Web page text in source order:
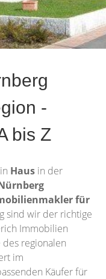
-
bis Z
Haus in der
für
sind wir der richtige
Immobilien
regionalen
im
Käufer für